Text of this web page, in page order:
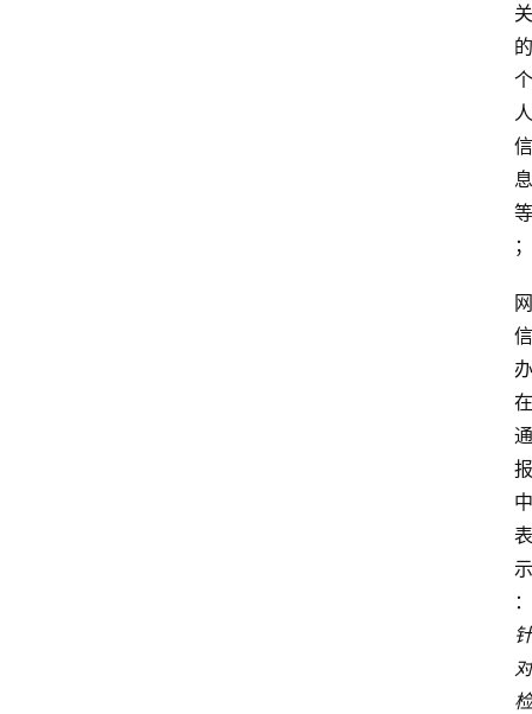
关
的
个
人
信
息
等
；
网
信
办
在
通
报
中
表
示
：
针
对
检